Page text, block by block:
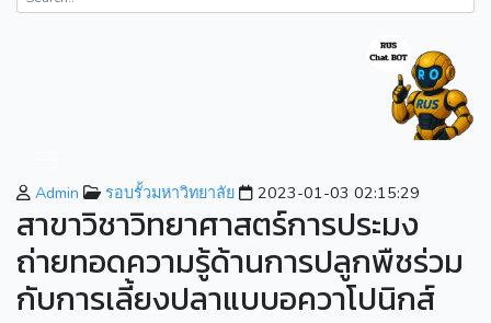
Admin รอบรั้วมหาวิทยาลัย 2023-01-03 02:15:29
สาขาวิชาวิทยาศาสตร์การประมง
ถ่ายทอดความรู้ด้านการปลูกพืชร่วม
กับการเลี้ยงปลาแบบอควาโปนิกส์